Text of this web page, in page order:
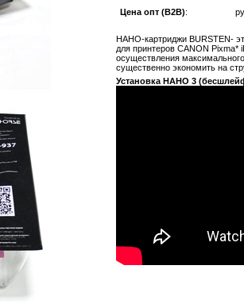
Цена опт (B2B):
НАНО-картриджи BURSTEN-
для принтеров CANON Pixma*
осуществления
существенно экономить на
Установка НАНО 3